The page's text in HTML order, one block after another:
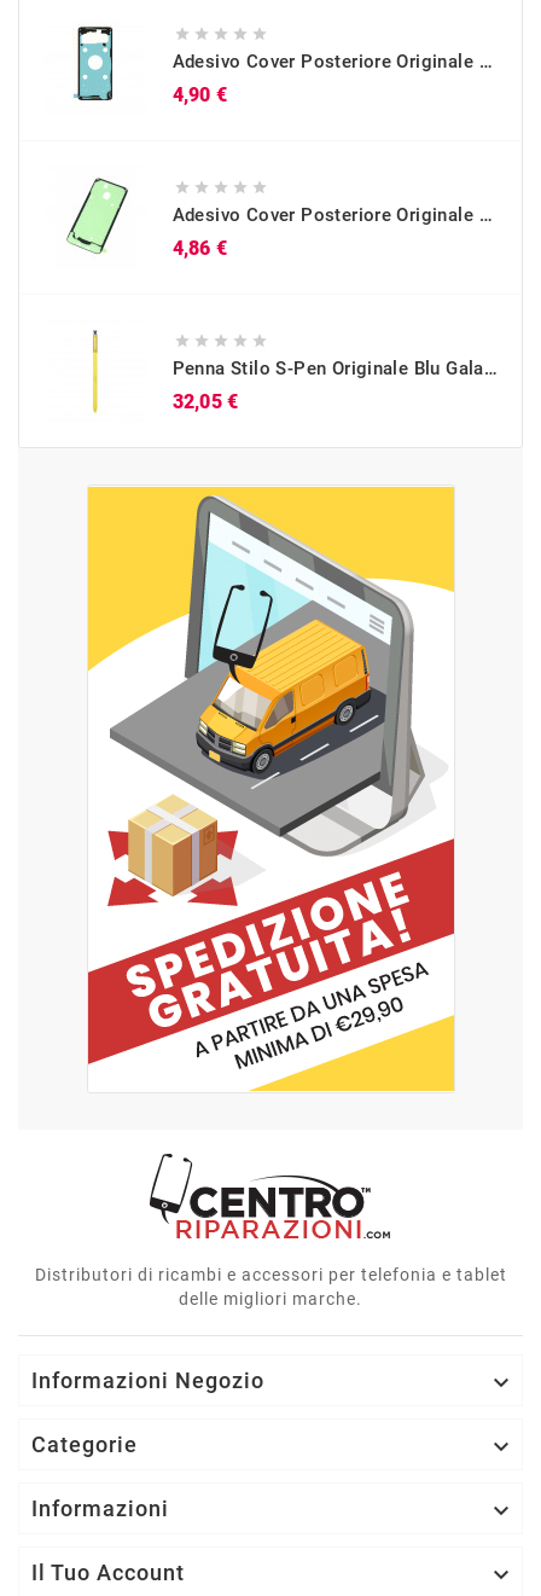
    
Adesivo Cover Posteriore Originale Galaxy S10 (SM-G973)
4,90 €
    
Adesivo Cover Posteriore Originale Galaxy A40 (SM-A405)
4,86 €
    
Penna Stilo S-Pen Originale Blu Galaxy Note 9 (SM-N960)
32,05 €
Distributori di ricambi e accessori per telefonia e tablet
delle migliori marche.
Informazioni Negozio 
Categorie 
Informazioni 
Il Tuo Account 